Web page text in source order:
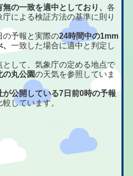
無の一致を適中としており、各
による検証方法の基準に則り
予報と実際の24時間中の1mm
、一致した場合に適中と判定し
して、気象庁の定める地点で
の丸公園の天気を参照していま
が公開している7日前0時の予報
しています。